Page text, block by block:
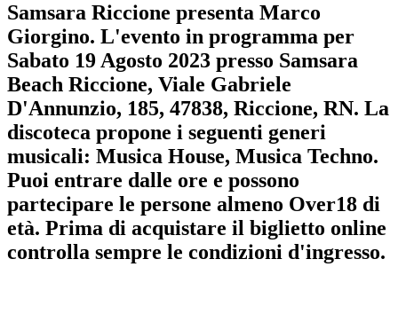
Samsara Riccione presenta Marco
Giorgino. L'evento in programma per
Sabato 19 Agosto 2023 presso Samsara
Beach Riccione, Viale Gabriele
D'Annunzio, 185, 47838, Riccione, RN. La
discoteca propone i seguenti generi
musicali: Musica House, Musica Techno.
Puoi entrare dalle ore e possono
partecipare le persone almeno Over18 di
età. Prima di acquistare il biglietto online
controlla sempre le condizioni d'ingresso.